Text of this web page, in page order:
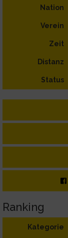
Nation
Verein
Zeit
Distanz
Status
Ranking
Kategorie